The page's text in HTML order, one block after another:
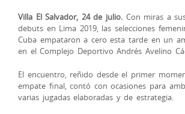
Villa El Salvador, 24 de julio. Con miras a
debuts en Lima 2019, las selecciones
Cuba empataron a cero esta tarde en un
en el Complejo Deportivo Andrés Avelino
El encuentro, reñido desde el primer
empate final, contó con ocasiones para
varias jugadas elaboradas y de estrategia.